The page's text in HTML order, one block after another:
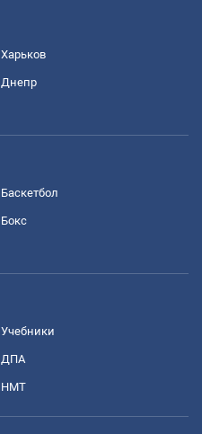
Харьков
Днепр
Баскетбол
Бокс
Учебники
ДПА
НМТ